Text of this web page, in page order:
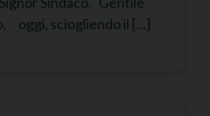
oggi, sciogliendo il […]